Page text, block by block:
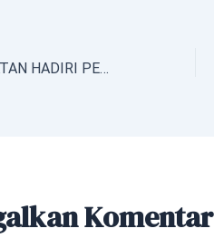
WABUP NIAS SELATAN HADIRI PERTEMUAN PEMBAHASAN KELUHAN MASYARAKAT DI KECAMATAN TANAH MASA
Komentar